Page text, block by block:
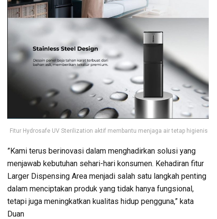
Fitur Hydrosafe UV Sterilization aktif membantu menjaga air tetap higienis
”Kami terus berinovasi dalam menghadirkan solusi yang
menjawab kebutuhan sehari-hari konsumen. Kehadiran fitur
Larger Dispensing Area menjadi salah satu langkah penting
dalam menciptakan produk yang tidak hanya fungsional,
tetapi juga meningkatkan kualitas hidup pengguna,” kata
Duan